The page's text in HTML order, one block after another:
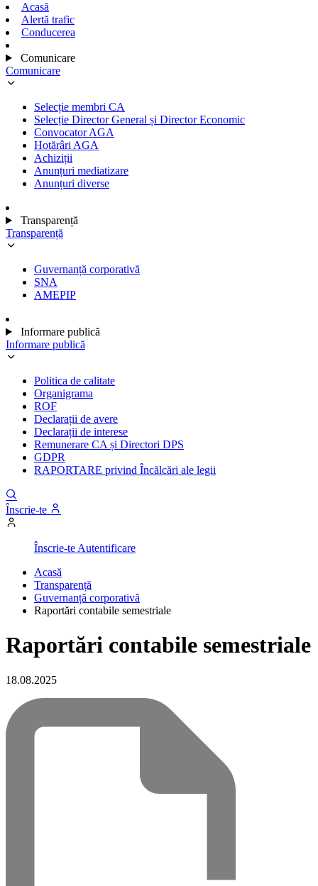
Acasă
Alertă trafic
Conducerea
Comunicare
Comunicare
Selecție membri CA
Selecție Director General și Director Economic
Convocator AGA
Hotărâri AGA
Achiziții
Anunțuri mediatizare
Anunțuri diverse
Transparență
Transparență
Guvernanță corporativă
SNA
AMEPIP
Informare publică
Informare publică
Politica de calitate
Organigrama
ROF
Declarații de avere
Declarații de interese
Remunerare CA și Directori DPS
GDPR
RAPORTARE privind Încălcări ale legii
Înscrie-te
Înscrie-te Autentificare
Acasă
Transparență
Guvernanță corporativă
Raportări contabile semestriale
Raportări contabile semestriale
18.08.2025